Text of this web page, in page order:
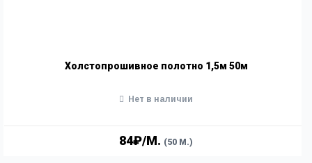
Холстопрошивное полотно 1,5м 50м
84₽/М. (50 М.)
Нет в наличии